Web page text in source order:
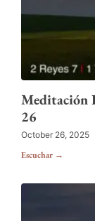
Meditación
26
October 26, 2025
Escuchar →